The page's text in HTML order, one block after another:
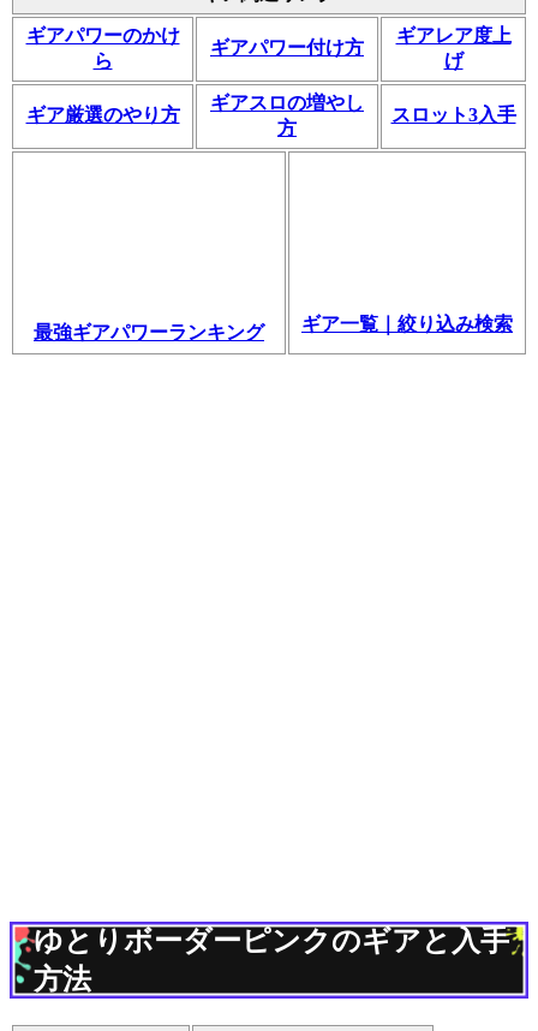
ギアパワーのかけ
ら
ギアパワー付け方
ギアレア度上
げ
ギア厳選のやり方
ギアスロの増やし
方
スロット3入手
最強ギアパワーランキング ギア一覧｜絞り込み検索
ゆとりボーダーピンクのギアと入手
方法